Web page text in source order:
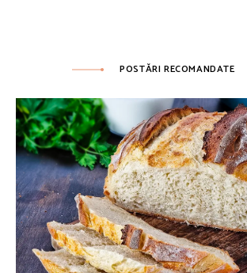
POSTĂRI RECOMANDATE